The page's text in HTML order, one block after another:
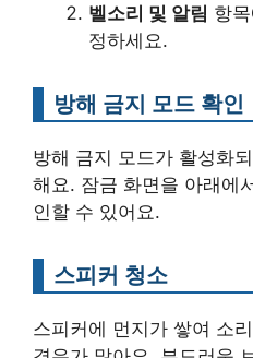
벨소리 및 알림 항
정하세요.
방해 금지 모드 확인
방해 금지 모드가 활성화
해요. 잠금 화면을 아래에
인할 수 있어요.
스피커 청소
스피커에 먼지가 쌓여 소